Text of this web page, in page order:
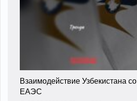
Взаимодействие Узбекистана
ЕАЭС